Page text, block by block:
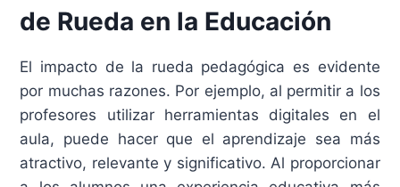
de Rueda en la Educación
El impacto de la rueda pedagógica es evidente
por muchas razones. Por ejemplo, al permitir a los
profesores utilizar herramientas digitales en el
aula, puede hacer que el aprendizaje sea más
atractivo, relevante y significativo. Al proporcionar